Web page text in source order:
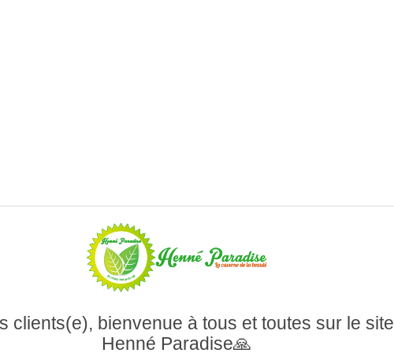
clients(e), bienvenue à tous et toutes sur le site
Henné Paradise🙏